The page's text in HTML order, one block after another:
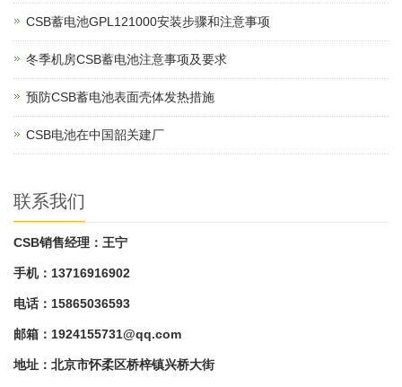
CSB蓄电池GPL121000安装步骤和注意事项
冬季机房CSB蓄电池注意事项及要求
预防CSB蓄电池表面壳体发热措施
CSB电池在中国韶关建厂
联系我们
CSB销售经理：王宁
手机：13716916902
电话：15865036593
邮箱： 1924155731@qq.com
地址：北京市怀柔区桥梓镇兴桥大街